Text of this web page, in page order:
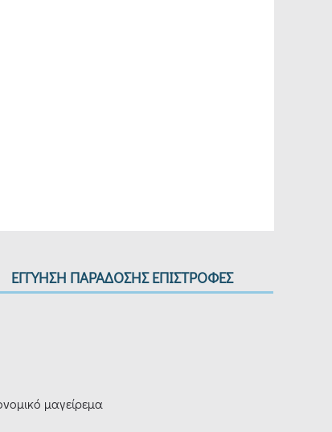
ΕΓΓΥΗΣΗ ΠΑΡΑΔΟΣΗΣ ΕΠΙΣΤΡΟΦΕΣ
μαγείρεμα